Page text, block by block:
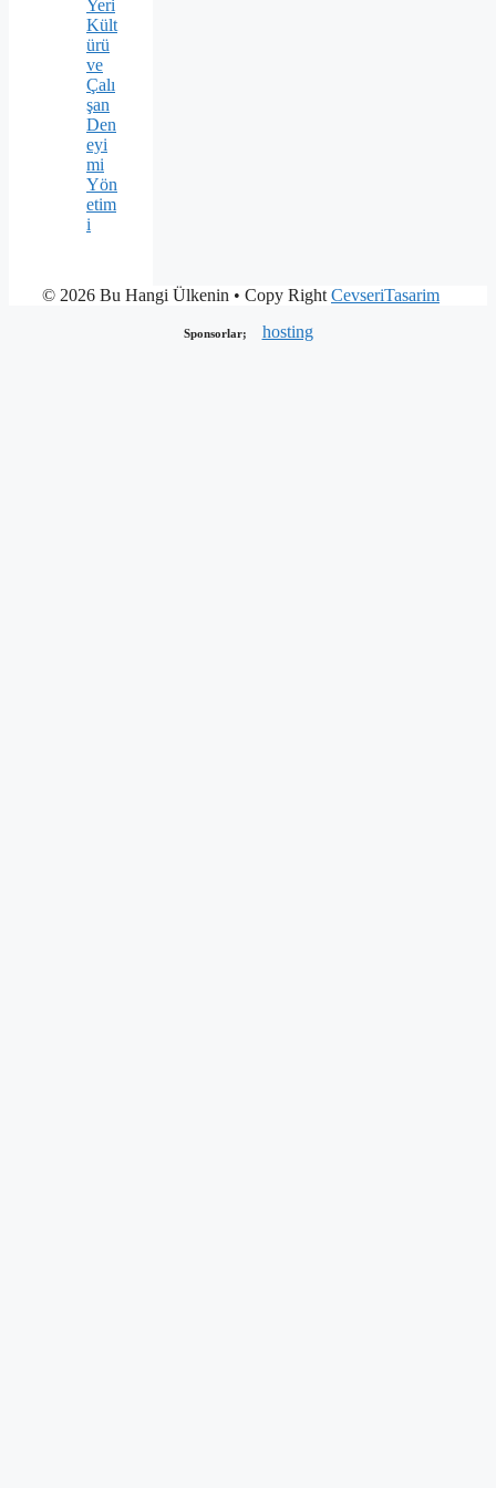
Yeri
Kült
ürü
ve
Çalı
şan
Den
eyi
mi
Yön
etim
i
© 2026 Bu Hangi Ülkenin • Copy Right CevseriTasarim
Sponsorlar; hosting